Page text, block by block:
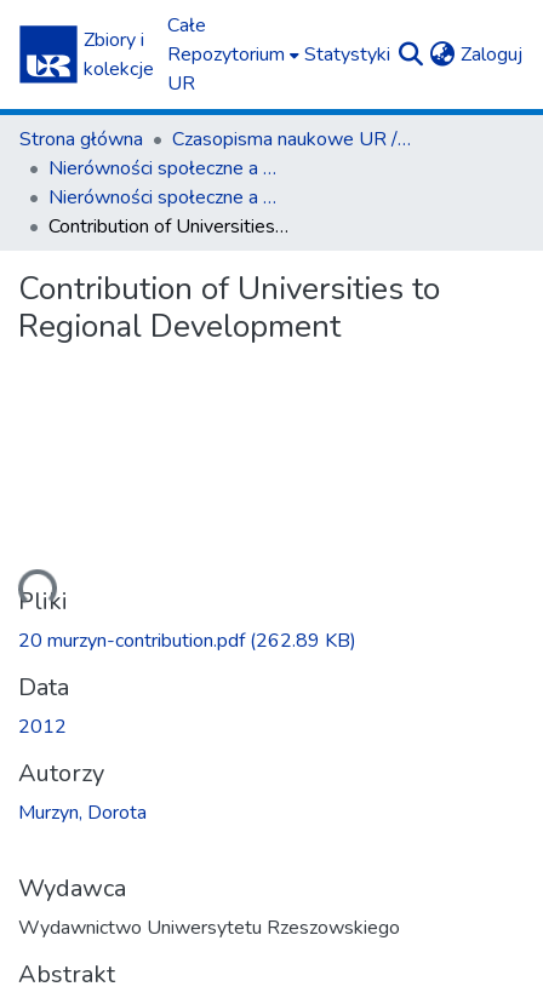
Zbiory i
kolekcje
Całe
Repozytorium
UR
Statystyki Zaloguj
Strona główna
Czasopisma naukowe UR / Scientific Journals
Nierówności społeczne a wzrost gospodarczy
Nierówności społeczne a wzrost gospodarczy z. 28 (2012)
Contribution of Universities to Regional Development
Contribution of Universities to
Regional Development
Pliki
20 murzyn-contribution.pdf(262.89 KB)
Data
2012
Autorzy
Murzyn, Dorota
Wydawca
Wydawnictwo Uniwersytetu Rzeszowskiego
Abstrakt